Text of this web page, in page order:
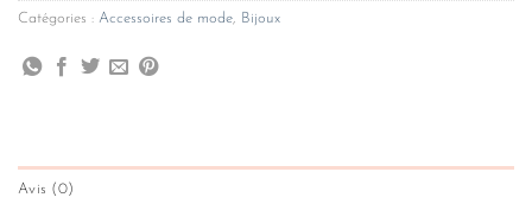
Catégories : Accessoires de mode, Bijoux
Avis (0)